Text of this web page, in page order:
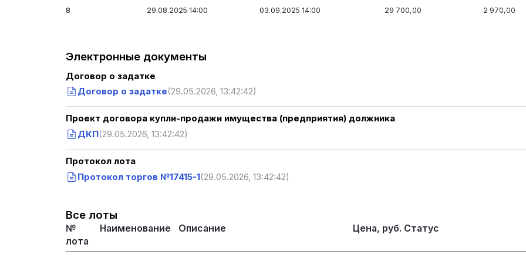
8 29.08.2025 14:00 03.09.2025 14:00 29 700,00 2 970,00
Электронные документы
Договор о задатке
Договор о задатке(29.05.2026, 13:42:42)
Проект договора купли-продажи имущества (предприятия) должника
ДКП(29.05.2026, 13:42:42)
Протокол лота
Протокол торгов №17415-1(29.05.2026, 13:42:42)
Все лоты
№
лота
Наименование Описание Цена, руб. Статус